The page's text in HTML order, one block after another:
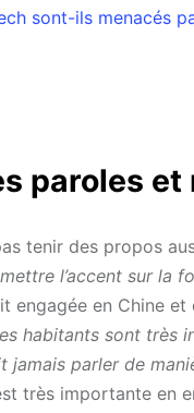
sont-ils menacés
paroles
tenir des propos
l’accent sur la
engagée en Chine
habitants sont très
jamais parler de
très importante en